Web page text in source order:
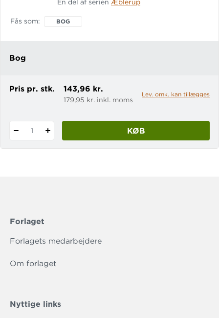
om sig med vittigheder, som kan få alle
En del af serien Æblerup
Fås som BOG
Bog
Pris pr. stk. 143,96 kr.
179,95 kr. inkl. moms
Lev. omk. kan tillægges
1 KØB
Forlaget
Forlagets medarbejdere
Om forlaget
Nyttige links